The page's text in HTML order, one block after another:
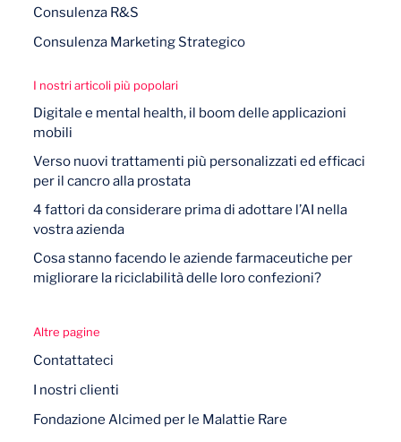
Consulenza R&S
Consulenza Marketing Strategico
I nostri articoli più popolari
Digitale e mental health, il boom delle applicazioni
mobili
Verso nuovi trattamenti più personalizzati ed efficaci
per il cancro alla prostata
4 fattori da considerare prima di adottare l’AI nella
vostra azienda
Cosa stanno facendo le aziende farmaceutiche per
migliorare la riciclabilità delle loro confezioni?
Altre pagine
Contattateci
I nostri clienti
Fondazione Alcimed per le Malattie Rare